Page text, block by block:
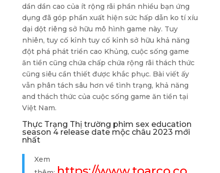
dần dần cao của ít rộng rãi phần nhiều bạn ứng
dụng đã góp phần xuất hiện sức hấp dẫn ko tí xíu
dại dột riêng sở hữu mô hình game này. Tuy
nhiên, tuy cố kỉnh tuy cố kỉnh sở hữu khả năng
đột phá phát triển cao Khủng, cuộc sống game
ăn tiền cũng chứa chấp chứa rộng rãi thách thức
cũng siêu cần thiết được khắc phục. Bài viết ấy
vẫn phân tách sâu hơn về tình trạng, khả năng
and thách thức của cuộc sống game ăn tiền tại
Việt Nam.
Thực Trạng Thị trường phim sex education
season 4 release date mộc châu 2023 mới
nhất
Xem